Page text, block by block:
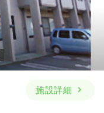
施設詳細